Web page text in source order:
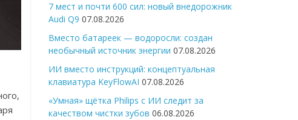
7 мест и почти 600 сил: новый внедорожник
Audi Q9 07.08.2026
Вместо батареек — водоросли: создан
необычный источник энергии 07.08.2026
ИИ вместо инструкций: концептуальная
клавиатура KeyFlowAI 07.08.2026
«Умная» щётка Philips с ИИ следит за
качеством чистки зубов 06.08.2026